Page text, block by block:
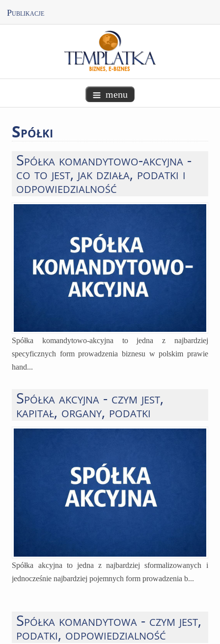
Publikacje
menu
Spółki
Spółka komandytowo-akcyjna -
co to jest, jak działa, podatki i
odpowiedzialność
Spółka komandytowo-akcyjna to jedna z najbardziej
specyficznych form prowadzenia biznesu w polskim prawie
hand...
Spółka akcyjna - czym jest,
kapitał, organy, podatki
Spółka akcyjna to jedna z najbardziej sformalizowanych i
jednocześnie najbardziej pojemnych form prowadzenia b...
Spółka komandytowa - czym jest,
podatki, odpowiedzialność